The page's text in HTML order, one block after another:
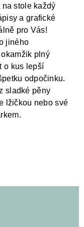
stole každý
a grafické
pro Vás!
jiného
plný
o kus lepší
odpočinku.
sladké pěny
lžičkou nebo své